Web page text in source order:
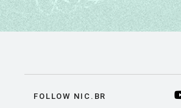
FOLLOW NIC.BR